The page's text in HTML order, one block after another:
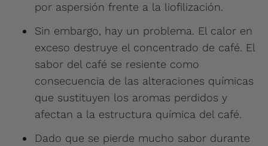
por aspersión frente a la liofilización.
Sin embargo, hay un problema. El calor en
exceso destruye el concentrado de café. El
sabor del café se resiente como
consecuencia de las alteraciones químicas
que sustituyen los aromas perdidos y
afectan a la estructura química del café.
Dado que se pierde mucho sabor durante